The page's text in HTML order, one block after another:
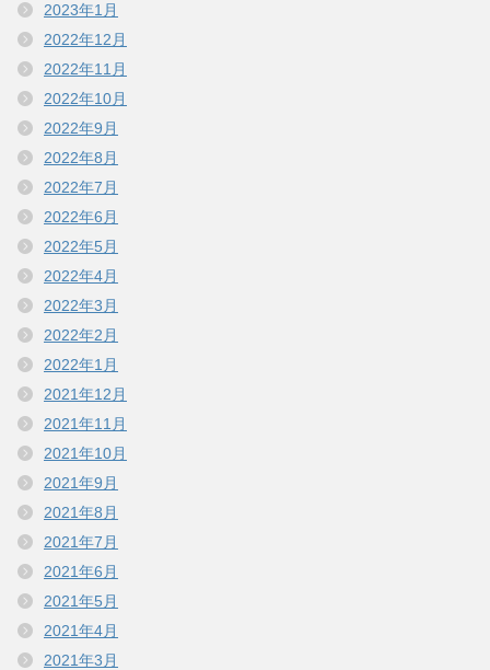
2023年1月
2022年12月
2022年11月
2022年10月
2022年9月
2022年8月
2022年7月
2022年6月
2022年5月
2022年4月
2022年3月
2022年2月
2022年1月
2021年12月
2021年11月
2021年10月
2021年9月
2021年8月
2021年7月
2021年6月
2021年5月
2021年4月
2021年3月